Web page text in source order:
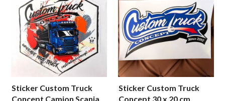
Sticker Custom Truck
Concept Camion Scania
Sticker Custom Truck
Concept 30 x 20 cm